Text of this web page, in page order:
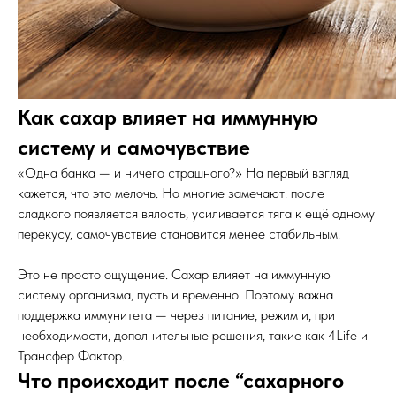
Как сахар влияет на иммунную
систему и самочувствие
«Одна банка — и ничего страшного?» На первый взгляд
кажется, что это мелочь. Но многие замечают: после
сладкого появляется вялость, усиливается тяга к ещё одному
перекусу, самочувствие становится менее стабильным.
Это не просто ощущение. Сахар влияет на иммунную
систему организма, пусть и временно. Поэтому важна
поддержка иммунитета — через питание, режим и, при
необходимости, дополнительные решения, такие как 4Life и
Трансфер Фактор.
Что происходит после “сахарного